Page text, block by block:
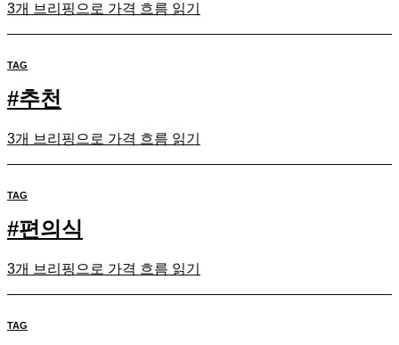
3개 브리핑으로 가격 흐름 읽기
TAG
#추천
3개 브리핑으로 가격 흐름 읽기
TAG
#편의식
3개 브리핑으로 가격 흐름 읽기
TAG